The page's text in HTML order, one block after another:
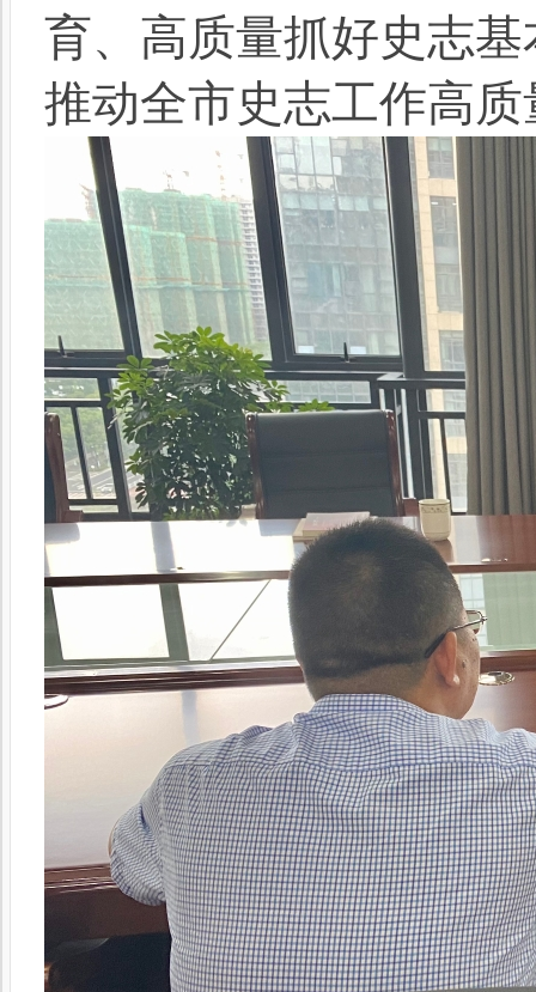
育、高质量抓好史志
推动全市史志工作高